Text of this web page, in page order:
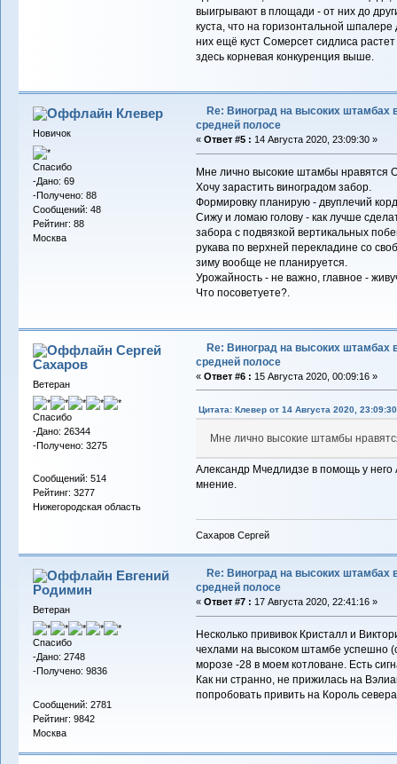
выигрывают в площади - от них до
куста, что на горизонтальной шпалере
них ещё куст Сомерсет сидлиса
здесь корневая конкуренция выше.
Клевер
Новичок
Спасибо
-Дано: 69
-Получено: 88
Сообщений: 48
Рейтинг: 88
Москва
Re: Виноград на высоких штамбах
средней полосе
« Ответ #5 : 14 Августа 2020, 23:09:30 »
Мне лично высокие штамбы нравятся
Хочу зарастить виноградом забор.
Формировку планирую - двуплечий
Сижу и ломаю голову - как лучше
забора с подвязкой вертикальных
рукава по верхней перекладине со
зиму вообще не планируется.
Урожайность - не важно, главное -
Что посоветуете?.
Сергей
Сахаров
Ветеран
Спасибо
-Дано: 26344
-Получено: 3275
Сообщений: 514
Рейтинг: 3277
Нижегородская область
Re: Виноград на высоких штамбах
средней полосе
« Ответ #6 : 15 Августа 2020, 00:09:16 »
Цитата: Клевер от 14 Августа 2020, 23:09:30
Мне лично высокие штамбы
Александр Мчедлидзе в помощь у
мнение.
Сахаров Сергей
Евгений
Родимин
Ветеран
Спасибо
-Дано: 2748
-Получено: 9836
Сообщений: 2781
Рейтинг: 9842
Москва
Re: Виноград на высоких штамбах
средней полосе
« Ответ #7 : 17 Августа 2020, 22:41:16 »
Несколько прививок Кристалл и
чехлами на высоком штамбе успешно
морозе -28 в моем котловане. Есть
Как ни странно, не прижилась на
попробовать привить на Король